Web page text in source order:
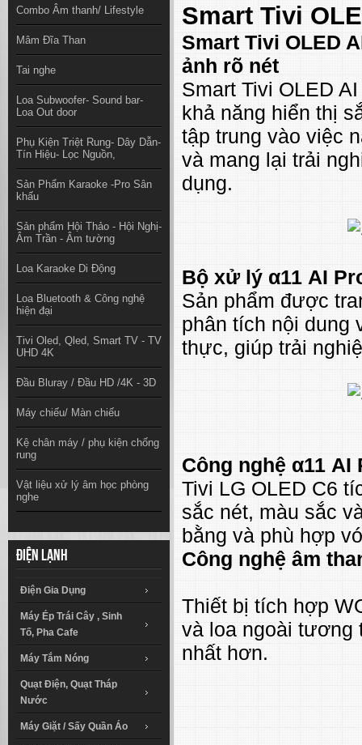
Combo Âm thanh/ Lifestyle
Mâm Đĩa Than
Tai nghe
Loa Subwoofer- Sound bar-
Loa Out door
Phụ Kiện Triệt Rung- Dây Dẫn-
Tín Hiệu- Lọc Nguồn,
Sản Phẩm Karaoke -Pro Sân
khấu
Sản phẩm Hội Thảo - Hội Nghị-
Âm Trần - Âm tường
Loa Karaoke Di Động
Loa Bluetooth & Công nghệ
hiện đại
Tivi Oled, Qled, Smart TV - TV
UHD 4K
Đầu Bluray / Đầu HD /4K - 3D
Máy chiếu/ Màn chiếu
Kệ chân máy / phụ kiện chống
rung
Vật liệu xử lý âm học phòng
nghe
Điện lạnh
Điện Gia Dụng
Máy Ép Trái Cây , Sinh
Tố, Pha Cafe
Máy Tắm Nóng
Quạt Điện, Quạt Tháp
Nước
Máy Giặt / Sấy Quần Áo
Smart Tivi
Smart Tivi OLED
ảnh rõ nét
Smart Tivi OLED
khả năng hiển thị
tập trung vào việc
và mang lại trải
dụng.
Bộ xử lý α11 AI
Sản phẩm được
phân tích nội dung
thực, giúp trải
Công nghệ α11
Tivi LG OLED C6
sắc nét, màu sắc
bằng và phù hợp
Công nghệ âm
Thiết bị tích hợp
và loa ngoài tương
nhất hơn.